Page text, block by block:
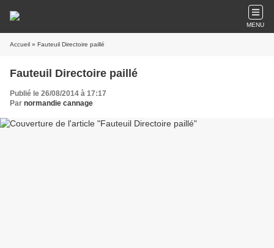
MENU
Accueil » Fauteuil Directoire paillé
Fauteuil Directoire paillé
Publié le 26/08/2014 à 17:17
Par normandie cannage